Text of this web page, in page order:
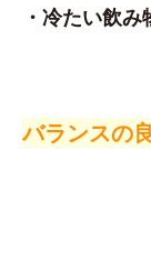
・冷たい飲
バランスの